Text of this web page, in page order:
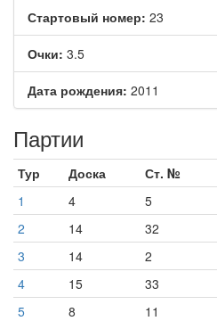
Стартовый номер: 23
Очки: 3.5
Дата рождения: 2011
Партии
Тур Доска Ст. №
1
4 5
2
14 32
3
14 2
4
15 33
5
8 11